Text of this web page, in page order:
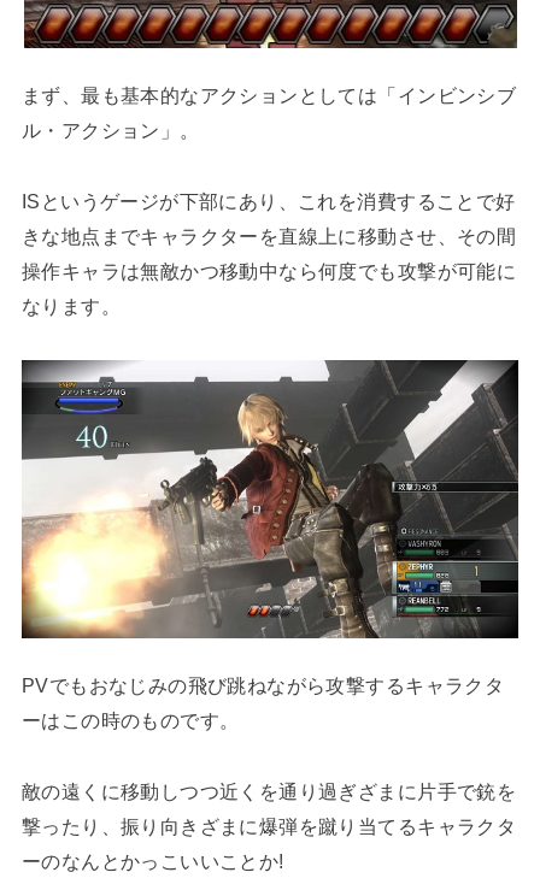
まず、最も基本的なアクションとしては「インビンシブ
ル・アクション」。
ISというゲージが下部にあり、これを消費することで好
きな地点までキャラクターを直線上に移動させ、その間
操作キャラは無敵かつ移動中なら何度でも攻撃が可能に
なります。
PVでもおなじみの飛び跳ねながら攻撃するキャラクタ
ーはこの時のものです。
敵の遠くに移動しつつ近くを通り過ぎざまに片手で銃を
撃ったり、振り向きざまに爆弾を蹴り当てるキャラクタ
ーのなんとかっこいいことか!